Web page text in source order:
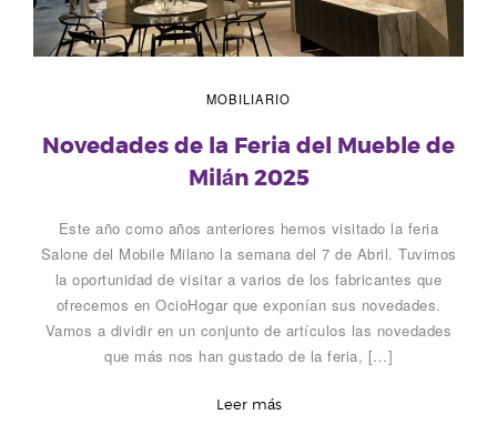
MOBILIARIO
Novedades de la Feria del Mueble de
Milán 2025
Este año como años anteriores hemos visitado la feria
Salone del Mobile Milano la semana del 7 de Abril. Tuvimos
la oportunidad de visitar a varios de los fabricantes que
ofrecemos en OcioHogar que exponían sus novedades.
Vamos a dividir en un conjunto de artículos las novedades
que más nos han gustado de la feria, […]
Leer más